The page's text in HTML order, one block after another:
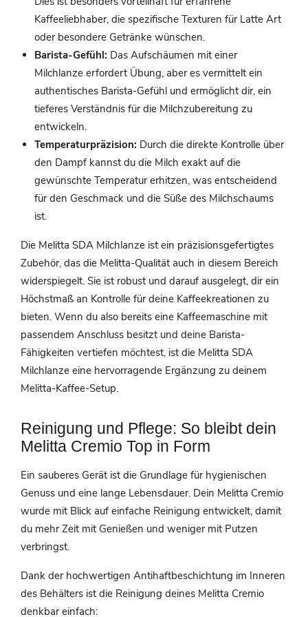
Kaffeeliebhaber, die spezifische Texturen für Latte Art
oder besondere Getränke wünschen.
Barista-Gefühl: Das Aufschäumen mit einer
Milchlanze erfordert Übung, aber es vermittelt ein
authentisches Barista-Gefühl und ermöglicht dir, ein
tieferes Verständnis für die Milchzubereitung zu
entwickeln.
Temperaturpräzision: Durch die direkte Kontrolle über
den Dampf kannst du die Milch exakt auf die
gewünschte Temperatur erhitzen, was entscheidend
für den Geschmack und die Süße des Milchschaums
ist.
Die Melitta SDA Milchlanze ist ein präzisionsgefertigtes
Zubehör, das die Melitta-Qualität auch in diesem Bereich
widerspiegelt. Sie ist robust und darauf ausgelegt, dir ein
Höchstmaß an Kontrolle für deine Kaffeekreationen zu
bieten. Wenn du also bereits eine Kaffeemaschine mit
passendem Anschluss besitzt und deine Barista-
Fähigkeiten vertiefen möchtest, ist die Melitta SDA
Milchlanze eine hervorragende Ergänzung zu deinem
Melitta-Kaffee-Setup.
Reinigung und Pflege: So bleibt dein
Melitta Cremio Top in Form
Ein sauberes Gerät ist die Grundlage für hygienischen
Genuss und eine lange Lebensdauer. Dein Melitta Cremio
wurde mit Blick auf einfache Reinigung entwickelt, damit
du mehr Zeit mit Genießen und weniger mit Putzen
verbringst.
Dank der hochwertigen Antihaftbeschichtung im Inneren
des Behälters ist die Reinigung deines Melitta Cremio
denkbar einfach: